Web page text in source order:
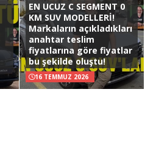
EN UCUZ C SEGMENT 0
KM SUV MODELLERİ!
Markaların açıkladıkları
anahtar teslim
fiyatlarına göre fiyatlar
bu şekilde oluştu!
16 TEMMUZ 2026